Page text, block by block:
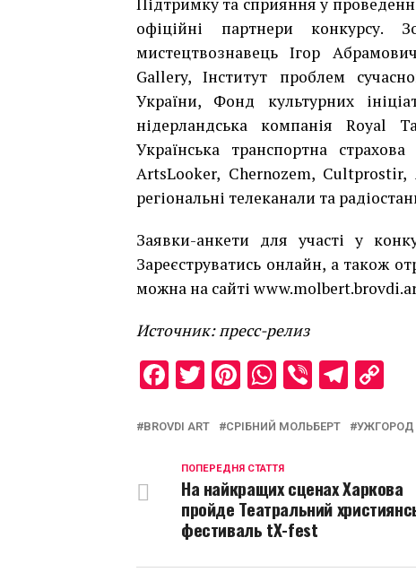
офіційні партнери конкурсу.
мистецтвознавець Ігор
Gallery,Інститут проблем
України,
Фонд культурних
нідерландська компаніяRoyal
Українська транспортна
ArtsLooker, Chernozem, Cultprostir,
регіональні телеканали та
Заявки-анкети для участі у
Зареєструватись онлайн, а також
можна на сайті
Источник: пресс-релиз
Facebook
Twitter
Pinterest
WhatsApp
Viber
BROVDI ART СРІБНИЙ МОЛЬБЕРТ УЖГОРОД
ПОПЕРЕДНЯ СТАТТЯ
На найкращих сценах Харкова
пройде Театральний
фестиваль tX-fest